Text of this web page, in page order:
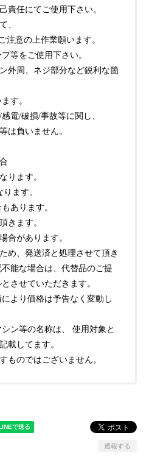
責任にてご使用下さい。
、
注意の上作業願います。
等をご使用下さい。
外周、ネジ部分など鋭利な箇
す。
電/破損/事故等に関し、
は負いません。
ります。
ます。
あります。
きます。
合があります。
め、発送済と処理させて頂き
能な場合は、代替品のご提
させていただきます。
より価格は予告なく変動し
ン等の名称は、 使用対象と
載してます。
ものではございません。
通報する